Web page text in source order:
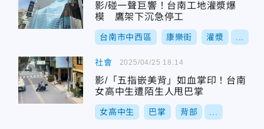
影/碰一聲巨響！台南工地灌漿爆
模 鷹架下沉急停工
台南市中西區 康樂街 灌漿
社會
影/「五指嵌美背」如血掌印！台南
女高中生遭陌生人甩巴掌
女高中生 巴掌 背部
2025/04/25 18:14